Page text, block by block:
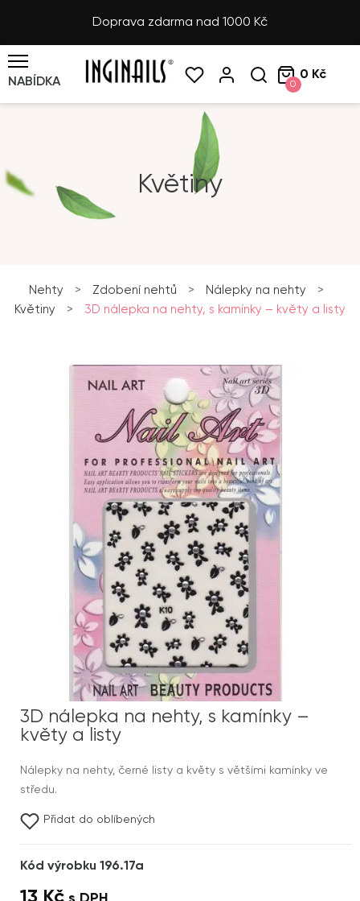
Doprava zdarma nad 1000 Kč
NABÍDKA 0
0 Kč
Květiny
Nehty > Zdobení nehtů > Nálepky na nehty
>
Květiny
> 3D nálepka na nehty, s kamínky – květy a listy
3D nálepka na nehty, s kamínky –
květy a listy
Nálepky na nehty, černé listy a květy s většími kamínky ve
středu.
Přidat do oblíbených
Kód výrobku 196.17a
13 Kč